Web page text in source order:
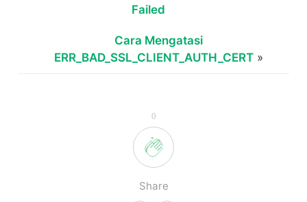
0
Share
Failed
Cara Mengatasi
ERR_BAD_SSL_CLIENT_AUTH_CERT »